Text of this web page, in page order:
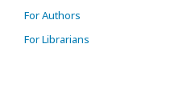
For Authors
For Librarians